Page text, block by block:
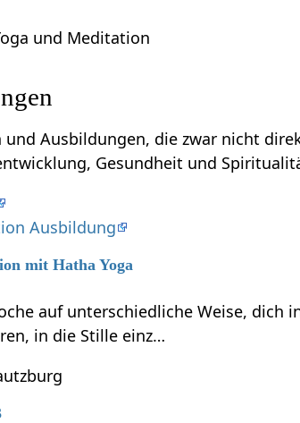
und Meditation
die zwar nicht direkt zu tun haben
Gesundheit und
Ausbildung
mit Hatha Yoga
auf unterschiedliche Weise, dich
in die Stille einz…